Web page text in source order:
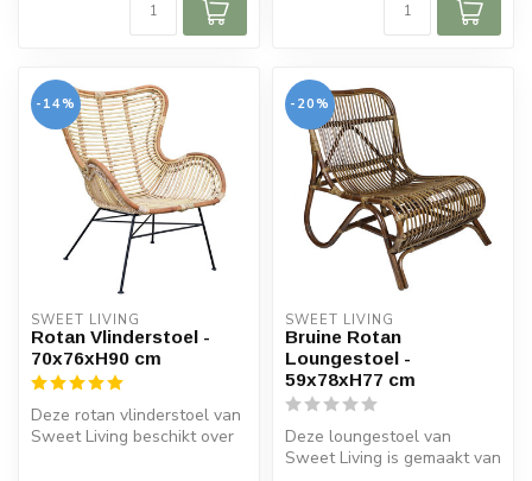
-14%
SWEET LIVING
Rotan Vlinderstoel -
70x76xH90 cm
Deze rotan vlinderstoel van
Sweet Living beschikt over
-20%
SWEET LIVING
Bruine Rotan
Loungestoel -
59x78xH77 cm
Deze loungestoel van
Sweet Living is gemaakt van